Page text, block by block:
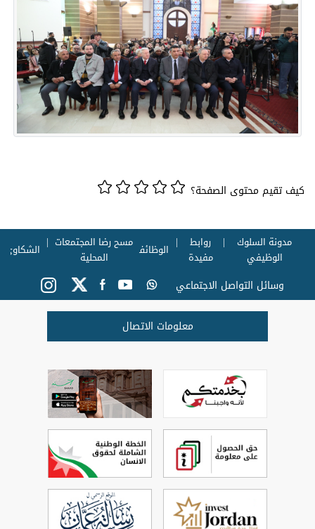
كيف تقيم محتوى الصفحة؟
مدونة السلوك
الوظيفي
روابط
مفيدة
الوظائف مسح رضا المجتمعات
المحلية
الشكاوي
وسائل التواصل الاجتماعي
معلومات الاتصال